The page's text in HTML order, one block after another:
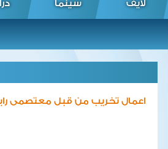
لايف سينما
اعمال تخريب من قبل معتصمى